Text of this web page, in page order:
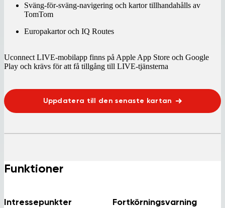
Sväng-för-sväng-navigering och kartor tillhandahålls av
TomTom
Europakartor och IQ Routes
Uconnect LIVE-mobilapp finns på Apple App Store och Google
Play och krävs för att få tillgång till LIVE-tjänsterna
Uppdatera till den senaste kartan
Funktioner
Intressepunkter Fortkörningsvarning